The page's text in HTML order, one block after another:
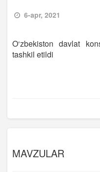
6-apr, 2021
O‘zbekiston davlat
tashkil etildi
MAVZULAR